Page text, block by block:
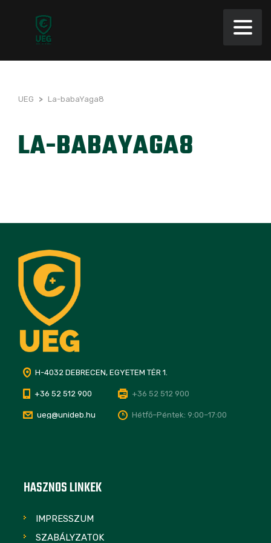
UEG > La-babaYaga8
LA-BABAYAGA8
H-4032 DEBRECEN, EGYETEM TÉR 1.
+36 52 512 900 +36 52 512 900
ueg@unideb.hu Hétfő–Péntek: 9:00–17:00
HASZNOS LINKEK
IMPRESSZUM
SZABÁLYZATOK